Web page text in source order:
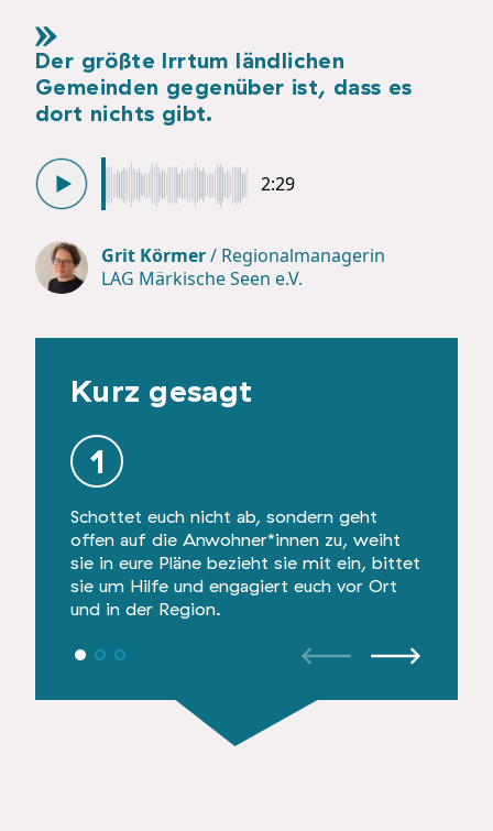
Der größte Irrtum ländlichen
Gemeinden gegenüber ist, dass es
dort nichts gibt.
2:29
Grit Körmer/ Regionalmanagerin
LAG Märkische Seen e.V.
Kurz gesagt
1
Schottet euch nicht ab, sondern geht
offen auf die Anwohner*innen zu, weiht
sie in eure Pläne bezieht sie mit ein, bittet
sie um Hilfe und engagiert euch vor Ort
und in der Region.